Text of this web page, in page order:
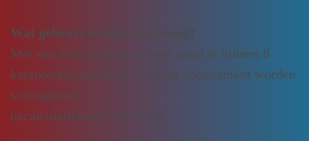
Wat gebeurt er bij een storing?
Met een storingsabonnement word je binnen 8
kantooruren geholpen. Zonder abonnement worden
storingen op
nacalculatiebasis verholpen.